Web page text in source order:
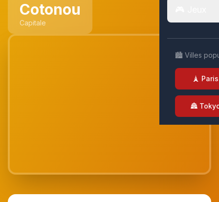
🏙️ Villes
🗼 Paris
🏯
Cotonou
Capitale